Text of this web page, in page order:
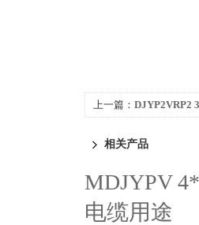
上一篇： DJYP2VRP2
相关产品
MDJYPV
电缆用途